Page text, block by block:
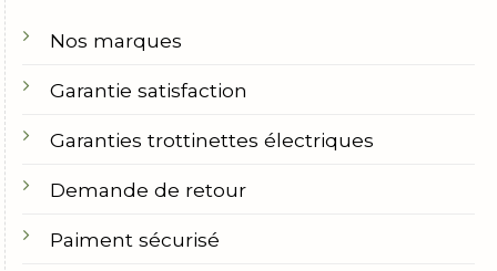
Nos marques
Garantie satisfaction
Garanties trottinettes électriques
Demande de retour
Paiment sécurisé